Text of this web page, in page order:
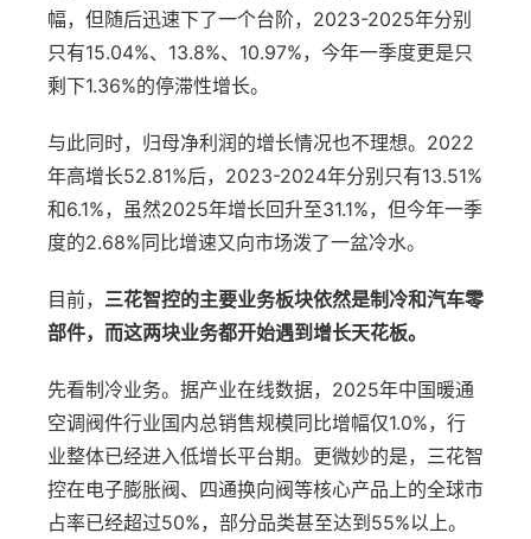
幅，但随后迅速下了一个台阶，2023-2025年分别
只有15.04%、13.8%、10.97%，今年一季度更是只
剩下1.36%的停滞性增长。
与此同时，归母净利润的增长情况也不理想。2022
年高增长52.81%后，2023-2024年分别只有13.51%
和6.1%，虽然2025年增长回升至31.1%，但今年一季
度的2.68%同比增速又向市场泼了一盆冷水。
目前， 三花智控的主要业务板块依然是制冷和汽车零
部件，而这两块业务都开始遇到增长天花板。
先看制冷业务。据产业在线数据，2025年中国暖通
空调阀件行业国内总销售规模同比增幅仅1.0%，行
业整体已经进入低增长平台期。更微妙的是，三花智
控在电子膨胀阀、四通换向阀等核心产品上的全球市
占率已经超过50%，部分品类甚至达到55%以上。